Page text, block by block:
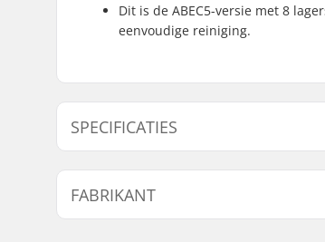
Dit is de ABEC5-versie met 8
eenvoudige reiniging.
SPECIFICATIES
Lagerprecisie:
Lager type:
Smeermiddel:
FABRIKANT